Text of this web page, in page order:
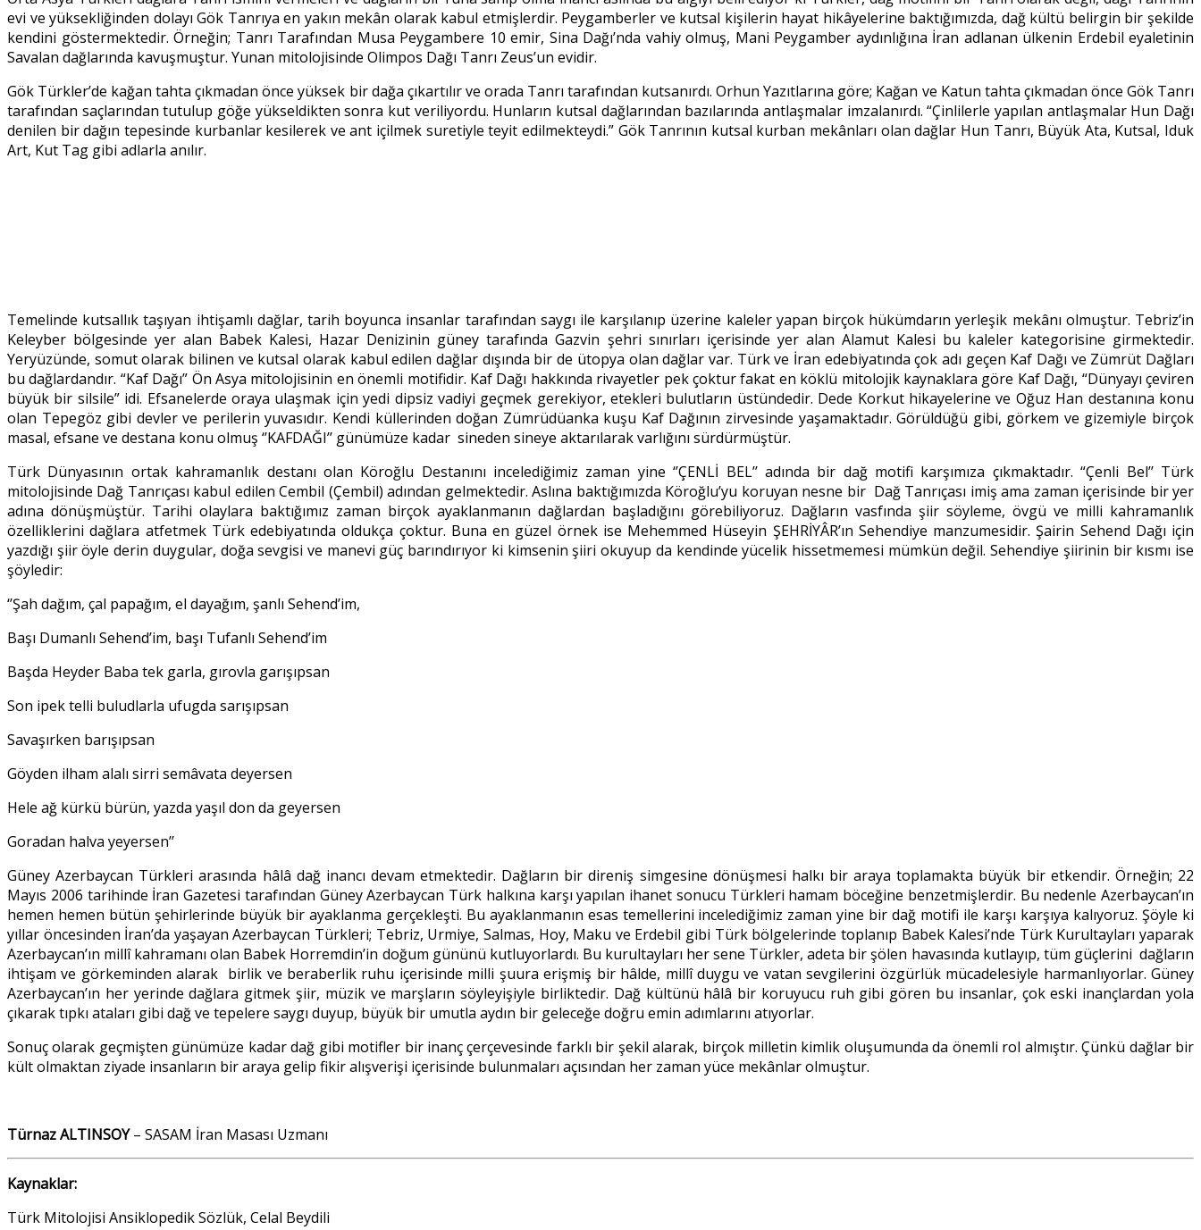
evi ve yüksekliğinden dolayı Gök Tanrıya en yakın mekân olarak kabul etmişlerdir. Peygamberler ve kutsal kişilerin hayat hikâyelerine baktığımızda, dağ kültü belirgin bir şekilde
kendini göstermektedir. Örneğin; Tanrı Tarafından Musa Peygambere 10 emir, Sina Dağı’nda vahiy olmuş, Mani Peygamber aydınlığına İran adlanan ülkenin Erdebil eyaletinin
Savalan dağlarında kavuşmuştur. Yunan mitolojisinde Olimpos Dağı Tanrı Zeus’un evidir.
Gök Türkler’de kağan tahta çıkmadan önce yüksek bir dağa çıkartılır ve orada Tanrı tarafından kutsanırdı. Orhun Yazıtlarına göre; Kağan ve Katun tahta çıkmadan önce Gök Tanrı
tarafından saçlarından tutulup göğe yükseldikten sonra kut veriliyordu. Hunların kutsal dağlarından bazılarında antlaşmalar imzalanırdı. “Çinlilerle yapılan antlaşmalar Hun Dağı
denilen bir dağın tepesinde kurbanlar kesilerek ve ant içilmek suretiyle teyit edilmekteydi.” Gök Tanrının kutsal kurban mekânları olan dağlar Hun Tanrı, Büyük Ata, Kutsal, Iduk
Art, Kut Tag gibi adlarla anılır.
Temelinde kutsallık taşıyan ihtişamlı dağlar, tarih boyunca insanlar tarafından saygı ile karşılanıp üzerine kaleler yapan birçok hükümdarın yerleşik mekânı olmuştur. Tebriz’in
Keleyber bölgesinde yer alan Babek Kalesi, Hazar Denizinin güney tarafında Gazvin şehri sınırları içerisinde yer alan Alamut Kalesi bu kaleler kategorisine girmektedir.
Yeryüzünde, somut olarak bilinen ve kutsal olarak kabul edilen dağlar dışında bir de ütopya olan dağlar var. Türk ve İran edebiyatında çok adı geçen Kaf Dağı ve Zümrüt Dağları
bu dağlardandır. “Kaf Dağı” Ön Asya mitolojisinin en önemli motifidir. Kaf Dağı hakkında rivayetler pek çoktur fakat en köklü mitolojik kaynaklara göre Kaf Dağı, “Dünyayı çeviren
büyük bir silsile” idi. Efsanelerde oraya ulaşmak için yedi dipsiz vadiyi geçmek gerekiyor, etekleri bulutların üstündedir. Dede Korkut hikayelerine ve Oğuz Han destanına konu
olan Tepegöz gibi devler ve perilerin yuvasıdır. Kendi küllerinden doğan Zümrüdüanka kuşu Kaf Dağının zirvesinde yaşamaktadır. Görüldüğü gibi, görkem ve gizemiyle birçok
masal, efsane ve destana konu olmuş ‘’KAFDAĞI’’ günümüze kadar sineden sineye aktarılarak varlığını sürdürmüştür.
Türk Dünyasının ortak kahramanlık destanı olan Köroğlu Destanını incelediğimiz zaman yine ‘’ÇENLİ BEL’’ adında bir dağ motifi karşımıza çıkmaktadır. “Çenli Bel’’ Türk
mitolojisinde Dağ Tanrıçası kabul edilen Cembil (Çembil) adından gelmektedir. Aslına baktığımızda Köroğlu’yu koruyan nesne bir Dağ Tanrıçası imiş ama zaman içerisinde bir yer
adına dönüşmüştür. Tarihi olaylara baktığımız zaman birçok ayaklanmanın dağlardan başladığını görebiliyoruz. Dağların vasfında şiir söyleme, övgü ve milli kahramanlık
özelliklerini dağlara atfetmek Türk edebiyatında oldukça çoktur. Buna en güzel örnek ise Mehemmed Hüseyin ŞEHRİYÂR’ın Sehendiye manzumesidir. Şairin Sehend Dağı için
yazdığı şiir öyle derin duygular, doğa sevgisi ve manevi güç barındırıyor ki kimsenin şiiri okuyup da kendinde yücelik hissetmemesi mümkün değil. Sehendiye şiirinin bir kısmı ise
şöyledir:
‘’Şah dağım, çal papağım, el dayağım, şanlı Sehend’im,
Başı Dumanlı Sehend’im, başı Tufanlı Sehend’im
Başda Heyder Baba tek garla, gırovla garışıpsan
Son ipek telli buludlarla ufugda sarışıpsan
Savaşırken barışıpsan
Göyden ilham alalı sirri semâvata deyersen
Hele ağ kürkü bürün, yazda yaşıl don da geyersen
Goradan halva yeyersen’’
Güney Azerbaycan Türkleri arasında hâlâ dağ inancı devam etmektedir. Dağların bir direniş simgesine dönüşmesi halkı bir araya toplamakta büyük bir etkendir. Örneğin; 22
Mayıs 2006 tarihinde İran Gazetesi tarafından Güney Azerbaycan Türk halkına karşı yapılan ihanet sonucu Türkleri hamam böceğine benzetmişlerdir. Bu nedenle Azerbaycan’ın
hemen hemen bütün şehirlerinde büyük bir ayaklanma gerçekleşti. Bu ayaklanmanın esas temellerini incelediğimiz zaman yine bir dağ motifi ile karşı karşıya kalıyoruz. Şöyle ki
yıllar öncesinden İran’da yaşayan Azerbaycan Türkleri; Tebriz, Urmiye, Salmas, Hoy, Maku ve Erdebil gibi Türk bölgelerinde toplanıp Babek Kalesi’nde Türk Kurultayları yaparak
Azerbaycan’ın millî kahramanı olan Babek Horremdin’in doğum gününü kutluyorlardı. Bu kurultayları her sene Türkler, adeta bir şölen havasında kutlayıp, tüm güçlerini dağların
ihtişam ve görkeminden alarak birlik ve beraberlik ruhu içerisinde milli şuura erişmiş bir hâlde, millî duygu ve vatan sevgilerini özgürlük mücadelesiyle harmanlıyorlar. Güney
Azerbaycan’ın her yerinde dağlara gitmek şiir, müzik ve marşların söyleyişiyle birliktedir. Dağ kültünü hâlâ bir koruyucu ruh gibi gören bu insanlar, çok eski inançlardan yola
çıkarak tıpkı ataları gibi dağ ve tepelere saygı duyup, büyük bir umutla aydın bir geleceğe doğru emin adımlarını atıyorlar.
Sonuç olarak geçmişten günümüze kadar dağ gibi motifler bir inanç çerçevesinde farklı bir şekil alarak, birçok milletin kimlik oluşumunda da önemli rol almıştır. Çünkü dağlar bir
kült olmaktan ziyade insanların bir araya gelip fikir alışverişi içerisinde bulunmaları açısından her zaman yüce mekânlar olmuştur.
Türnaz ALTINSOY– SASAM İran Masası Uzmanı
Kaynaklar:
Türk Mitolojisi Ansiklopedik Sözlük, Celal Beydili